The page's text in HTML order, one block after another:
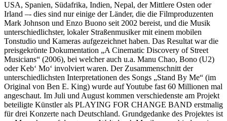
USA, Spanien, Südafrika, Indien, Nepal, der Mittlere Osten oder
Irland –‐ dies sind nur einige der Länder, die die Filmproduzenten
Mark Johnson und Enzo Buono seit 2002 bereist, und die Musik
unterschiedlichster, lokaler Straßenmusiker mit einem mobilen
Tonstudio und Kameras aufgezeichnet haben. Das Resultat war die
preisgekrönte Dokumentation „A Cinematic Discovery of Street
Musicians“ (2006), bei welcher auch u.a. Manu Chao, Bono (U2)
oder Keb‘ Mo‘ involviert waren. Der Zusammenschnitt der
unterschiedlichsten Interpretationen des Songs „Stand By Me“ (im
Original von Ben E. King) wurde auf Youtube fast 60 Millionen mal
angeschaut. Im Juli und August kommen verschiedenste am Projekt
beteiligte Künstler als PLAYING FOR CHANGE BAND erstmalig
für drei Konzerte nach Deutschland. Grundgedanke des Projektes ist